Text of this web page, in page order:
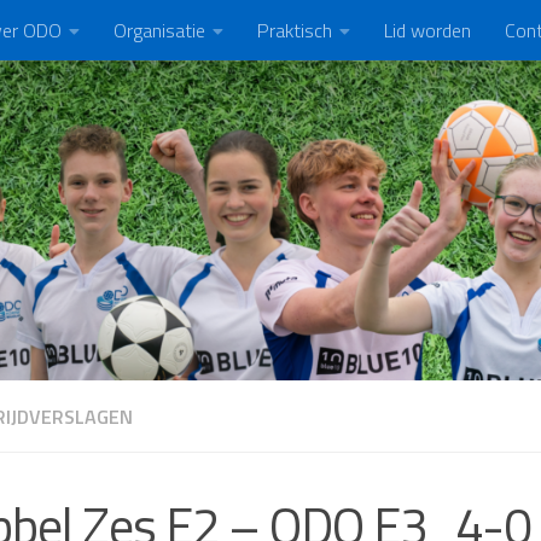
ODO Organisatie Praktisch Lid worden
Zes E2 – ODO E3 4-0